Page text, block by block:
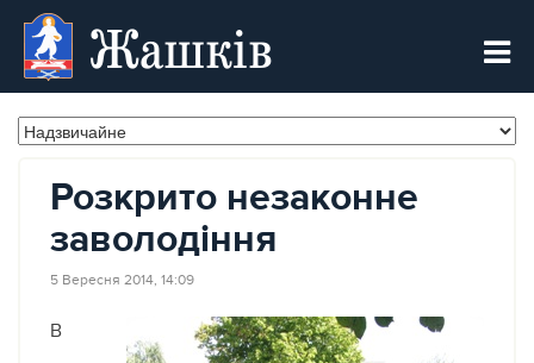
Жашків
Розкрито незаконне
заволодіння
5 Вересня 2014, 14:09
В